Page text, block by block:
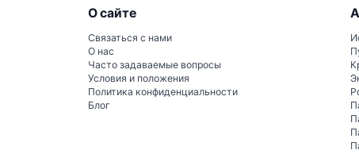
О сайте
Связаться с нами
О нас
Часто задаваемые вопросы
Условия и положения
Политика конфиденциальности
Блог